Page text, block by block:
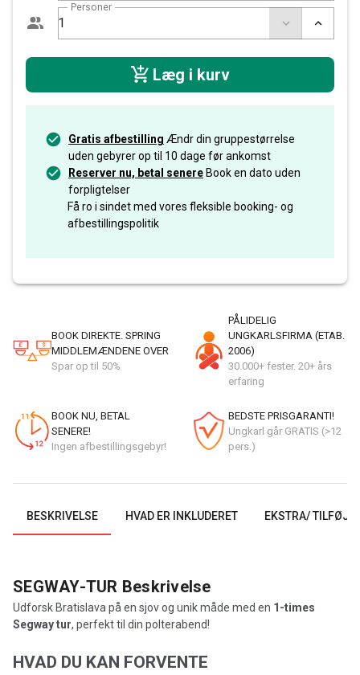
Personer
Læg i kurv
Gratis afbestilling Ændr din gruppestørrelse
uden gebyrer op til 10 dage før ankomst
Reserver nu, betal senere Book en dato uden
forpligtelser
Få ro i sindet med vores fleksible booking- og
afbestillingspolitik
BOOK DIREKTE. SPRING
MIDDLEMÆNDENE OVER
Spar op til 50%
PÅLIDELIG
UNGKARLSFIRMA (ETAB.
2006)
30.000+ fester. 20+ års
erfaring
BOOK NU, BETAL
SENERE!
Ingen afbestillingsgebyr!
BEDSTE PRISGARANTI!
Ungkarl går GRATIS (>12
pers.)
BESKRIVELSE HVAD ER INKLUDERET EKSTRA/
SEGWAY-TUR Beskrivelse
Udforsk Bratislava på en sjov og unik måde med en 1-times
Segway tur, perfekt til din polterabend!
HVAD DU KAN FORVENTE